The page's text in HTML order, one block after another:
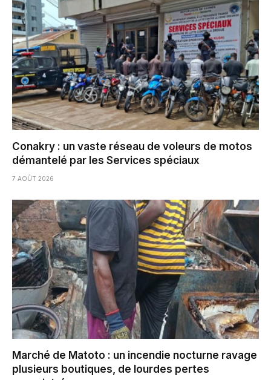
Conakry : un vaste réseau de voleurs de motos
démantelé par les Services spéciaux
7 AOÛT 2026
Marché de Matoto : un incendie nocturne ravage
plusieurs boutiques, de lourdes pertes